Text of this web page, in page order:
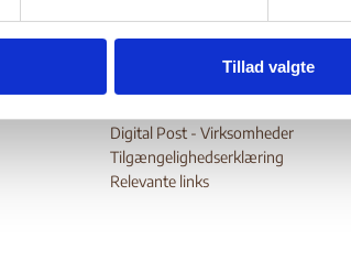
Tillad valgte
Digital Post - Virksomheder
Tilgængelighedserklæring
Relevante links